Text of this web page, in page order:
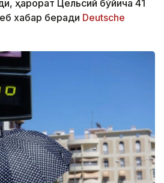
ҳарорат Цельсий бўйича 41
хабар беради Deutsche